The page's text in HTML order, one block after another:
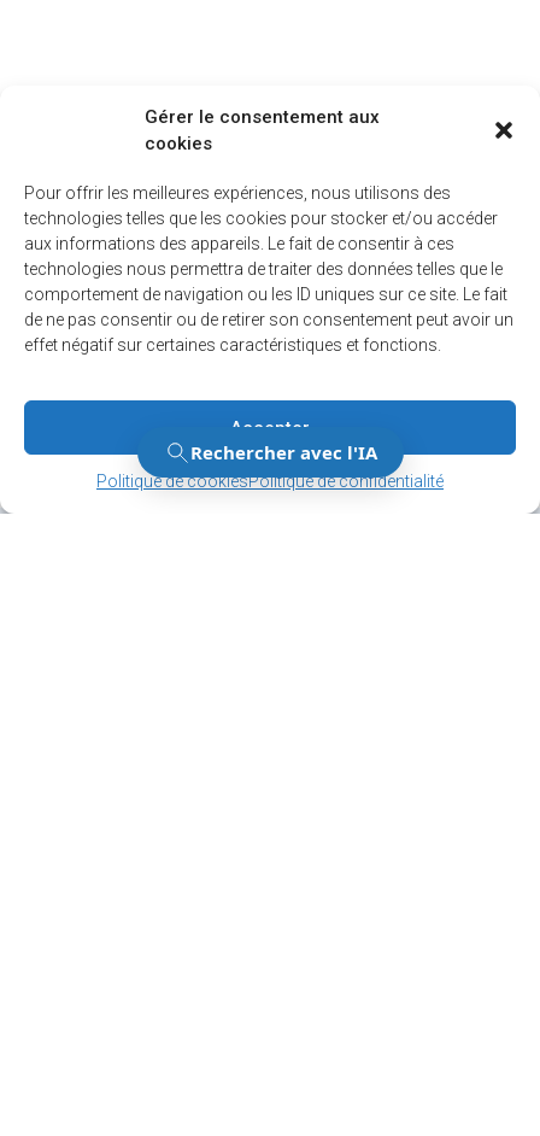
Gérer le consentement aux
cookies
Pour offrir les meilleures expériences, nous utilisons des
technologies telles que les cookies pour stocker et/ou accéder
aux informations des appareils. Le fait de consentir à ces
technologies nous permettra de traiter des données telles que le
comportement de navigation ou les ID uniques sur ce site. Le fait
de ne pas consentir ou de retirer son consentement peut avoir un
effet négatif sur certaines caractéristiques et fonctions.
Accepter
Politique de cookiesPolitique de confidentialité
Gérer le consentement
Gérer le consentement